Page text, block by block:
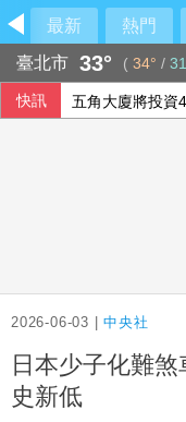
最新 熱門
臺北市 33° ( 34° /
快訊 五角大廈將投
2026-06-03 |中央社
日本少子化難
史新低